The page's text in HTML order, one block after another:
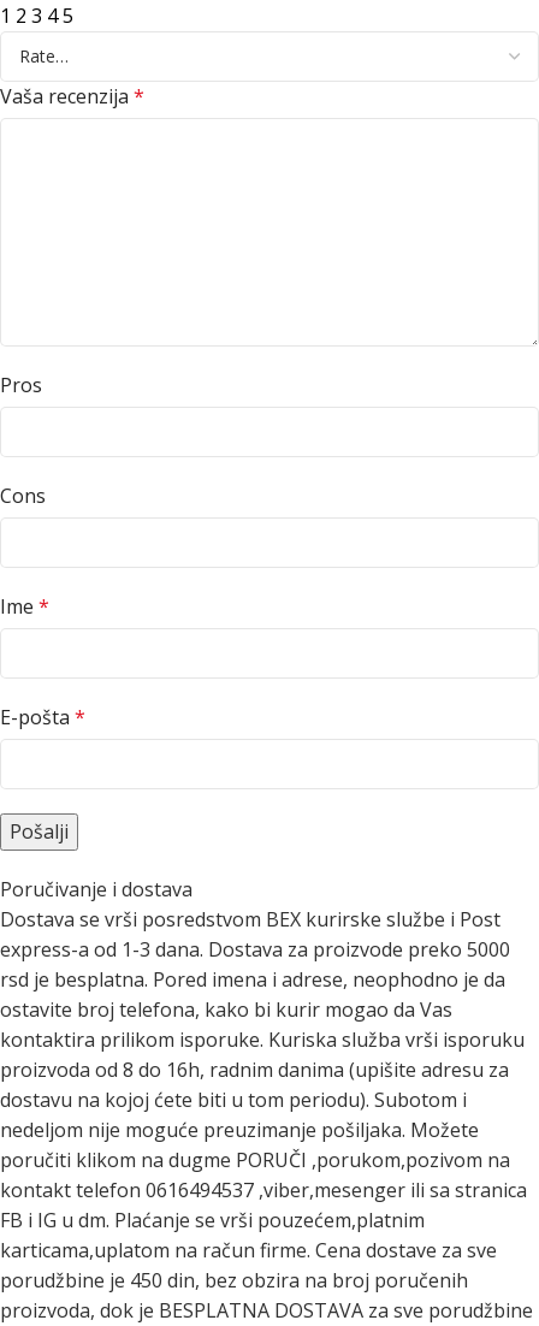
1 2 3 45
Vaša recenzija *
Pros
Cons
Ime *
E-pošta *
Poručivanje i dostava
Dostava se vrši posredstvom BEX kurirske službe i Post
express-a od 1-3 dana. Dostava za proizvode preko 5000
rsd je besplatna. Pored imena i adrese, neophodno je da
ostavite broj telefona, kako bi kurir mogao da Vas
kontaktira prilikom isporuke. Kuriska služba vrši isporuku
proizvoda od 8 do 16h, radnim danima (upišite adresu za
dostavu na kojoj ćete biti u tom periodu). Subotom i
nedeljom nije moguće preuzimanje pošiljaka. Možete
poručiti klikom na dugme PORUČI ,porukom,pozivom na
kontakt telefon 0616494537 ,viber,mesenger ili sa stranica
FB i IG u dm. Plaćanje se vrši pouzećem,platnim
karticama,uplatom na račun firme. Cena dostave za sve
porudžbine je 450 din, bez obzira na broj poručenih
proizvoda, dok je BESPLATNA DOSTAVA za sve porudžbine